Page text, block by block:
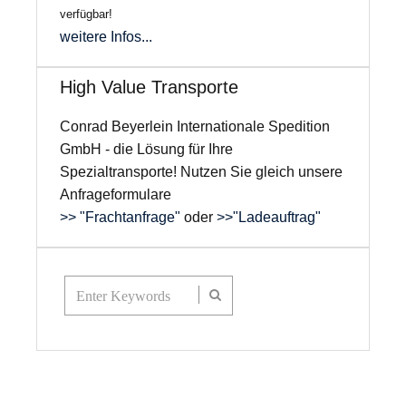
verfügbar!
weitere Infos...
High Value Transporte
Conrad Beyerlein Internationale Spedition
GmbH - die Lösung für Ihre
Spezialtransporte! Nutzen Sie gleich unsere
Anfrageformulare
>> "Frachtanfrage" oder >>"Ladeauftrag"